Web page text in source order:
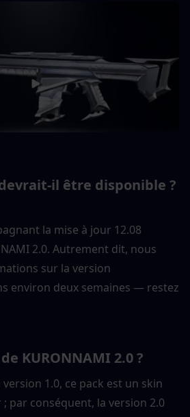
il être disponible ?
la mise à jour 12.08
2.0. Autrement dit, nous
sur la version
environ deux semaines — restez
KURONNAMI 2.0 ?
1.0, ce pack est un skin
par conséquent, la version 2.0